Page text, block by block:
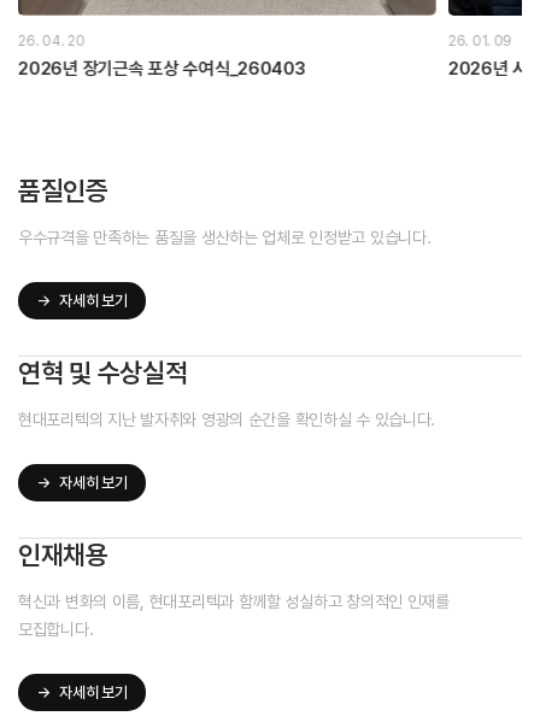
26. 04. 20
2026년 장기근속 포상 수여식_260403
26. 01. 09
2026년 시
품질인증
우수규격을 만족하는 품질을 생산하는 업체로 인정받고 있습니다.
→ 자세히 보기
연혁 및 수상실적
현대포리텍의 지난 발자취와 영광의 순간을 확인하실 수 있습니다.
→ 자세히 보기
인재채용
혁신과 변화의 이름, 현대포리텍과 함께할 성실하고 창의적인 인재를
모집합니다.
→ 자세히 보기